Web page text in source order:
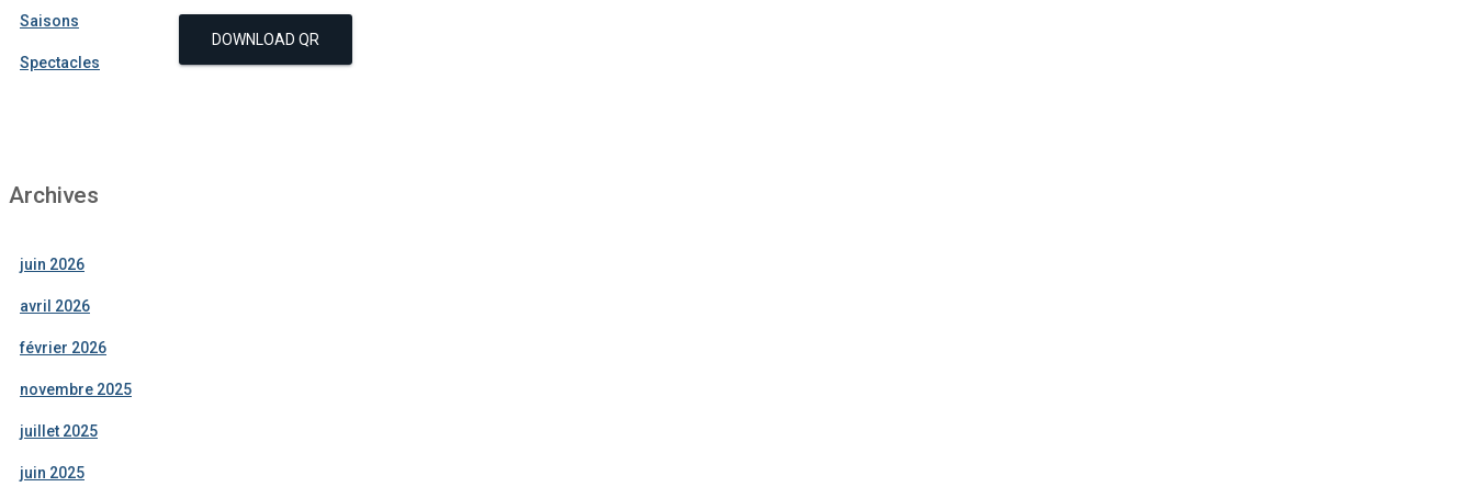
Saisons
Spectacles
Archives
juin 2026
avril 2026
février 2026
novembre 2025
juillet 2025
juin 2025
DOWNLOAD QR